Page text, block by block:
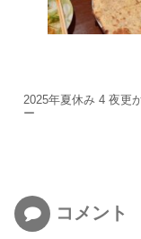
2025年夏休み 4 夜更
ー
コメント